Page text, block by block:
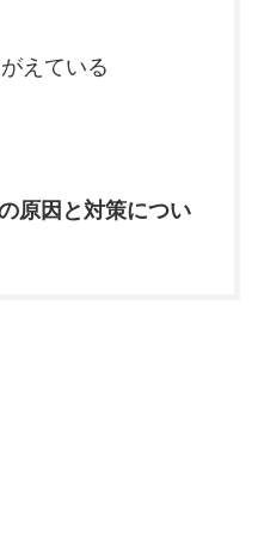
えている
原因と対策につい